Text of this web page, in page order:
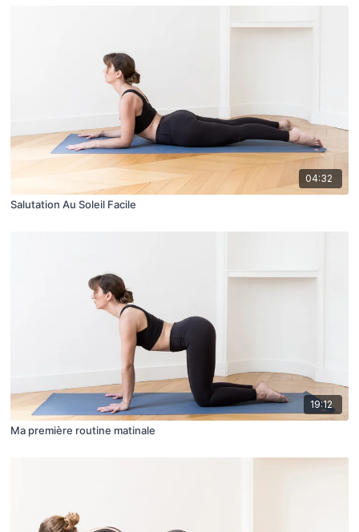
04:32
Salutation Au Soleil Facile
19:12
Ma première routine matinale